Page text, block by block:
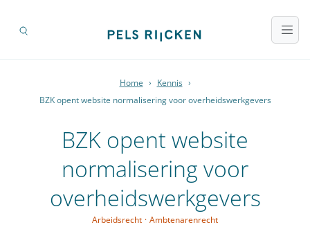
Home › Kennis ›
BZK opent website normalisering voor overheidswerkgevers
BZK opent website
normalisering voor
overheidswerkgevers
Arbeidsrecht · Ambtenarenrecht